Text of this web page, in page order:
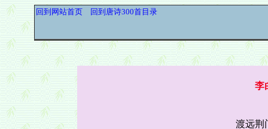
回到网站首页 回到唐诗300首目录
李
渡远荆